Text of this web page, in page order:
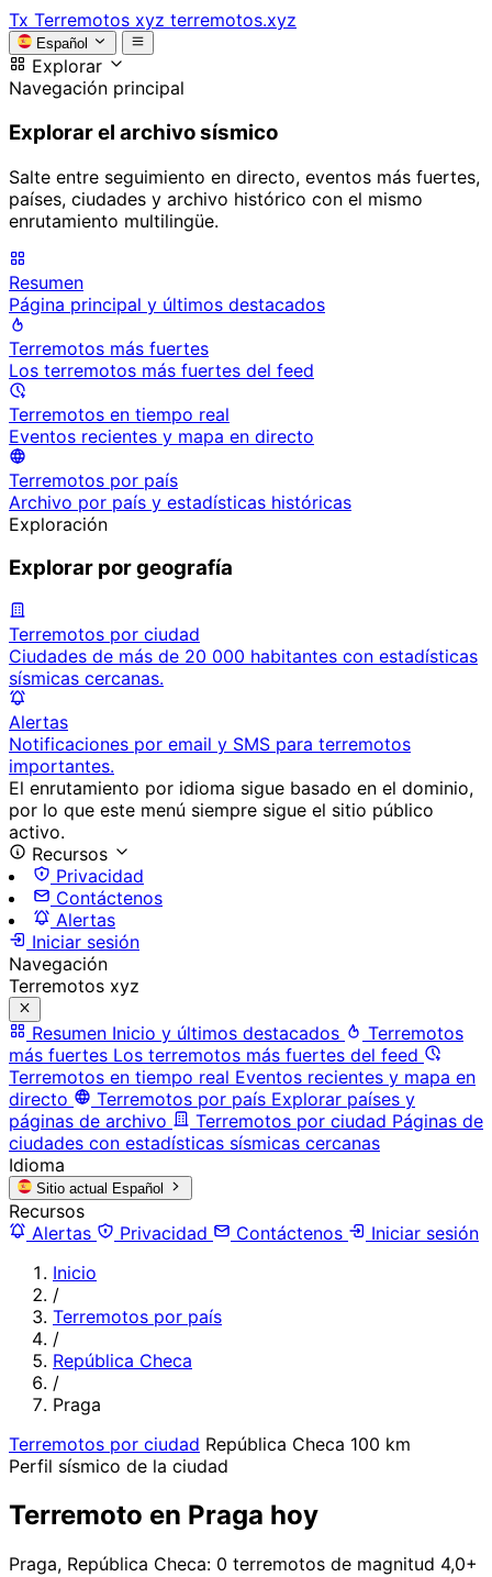
Tx Terremotos xyz terremotos.xyz
Español
Explorar
Navegación principal
Explorar el archivo sísmico
Salte entre seguimiento en directo, eventos más fuertes,
países, ciudades y archivo histórico con el mismo
enrutamiento multilingüe.
Resumen
Página principal y últimos destacados
Terremotos más fuertes
Los terremotos más fuertes del feed
Terremotos en tiempo real
Eventos recientes y mapa en directo
Terremotos por país
Archivo por país y estadísticas históricas
Exploración
Explorar por geografía
Terremotos por ciudad
Ciudades de más de 20 000 habitantes con estadísticas
sísmicas cercanas.
Alertas
Notificaciones por email y SMS para terremotos
importantes.
El enrutamiento por idioma sigue basado en el dominio,
por lo que este menú siempre sigue el sitio público
activo.
Recursos
Privacidad
Contáctenos
Alertas
Iniciar sesión
Navegación
Terremotos xyz
Resumen Inicio y últimos destacados
Terremotos
más fuertes Los terremotos más fuertes del feed
Terremotos en tiempo real Eventos recientes y mapa en
directo
Terremotos por país Explorar países y
páginas de archivo
Terremotos por ciudad Páginas de
ciudades con estadísticas sísmicas cercanas
Idioma
Sitio actual Español
Recursos
Alertas
Privacidad Contáctenos
Iniciar sesión
Inicio
/
Terremotos por país
/
República Checa
/
Praga
Terremotos por ciudad República Checa 100 km
Perfil sísmico de la ciudad
Terremoto en Praga hoy
Praga, República Checa: 0 terremotos de magnitud 4,0+